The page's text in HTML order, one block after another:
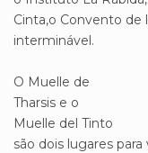
Cinta,o Convento de
interminável.
O Muelle de
Tharsis e o
Muelle del Tinto
são dois lugares